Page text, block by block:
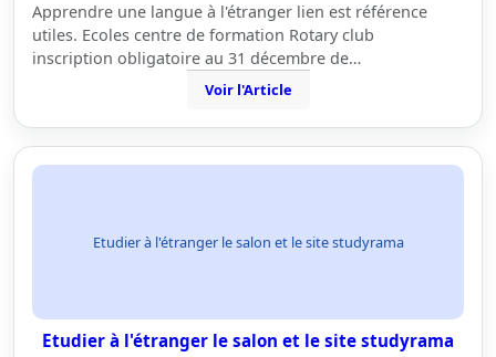
Apprendre une langue à l'étranger lien est référence
utiles. Ecoles centre de formation Rotary club
inscription obligatoire au 31 décembre de…
Voir l'Article
Etudier à l'étranger le salon et le site studyrama
Etudier à l'étranger le salon et le site studyrama